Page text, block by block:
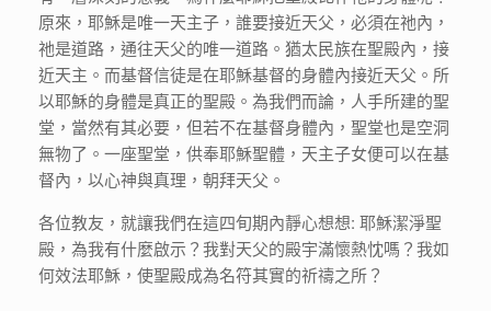
原來，耶穌是唯一天主子，誰要接近天父，必須在祂內，
祂是道路，通往天父的唯一道路。猶太民族在聖殿內，接
近天主。而基督信徒是在耶穌基督的身體內接近天父。所
以耶穌的身體是真正的聖殿。為我們而論，人手所建的聖
堂，當然有其必要，但若不在基督身體內，聖堂也是空洞
無物了。一座聖堂，供奉耶穌聖體，天主子女便可以在基
督內，以心神與真理，朝拜天父。
各位教友，就讓我們在這四旬期內靜心想想: 耶穌潔淨聖
殿，為我有什麼啟示？我對天父的殿宇滿懷熱忱嗎？我如
何效法耶穌，使聖殿成為名符其實的祈禱之所？